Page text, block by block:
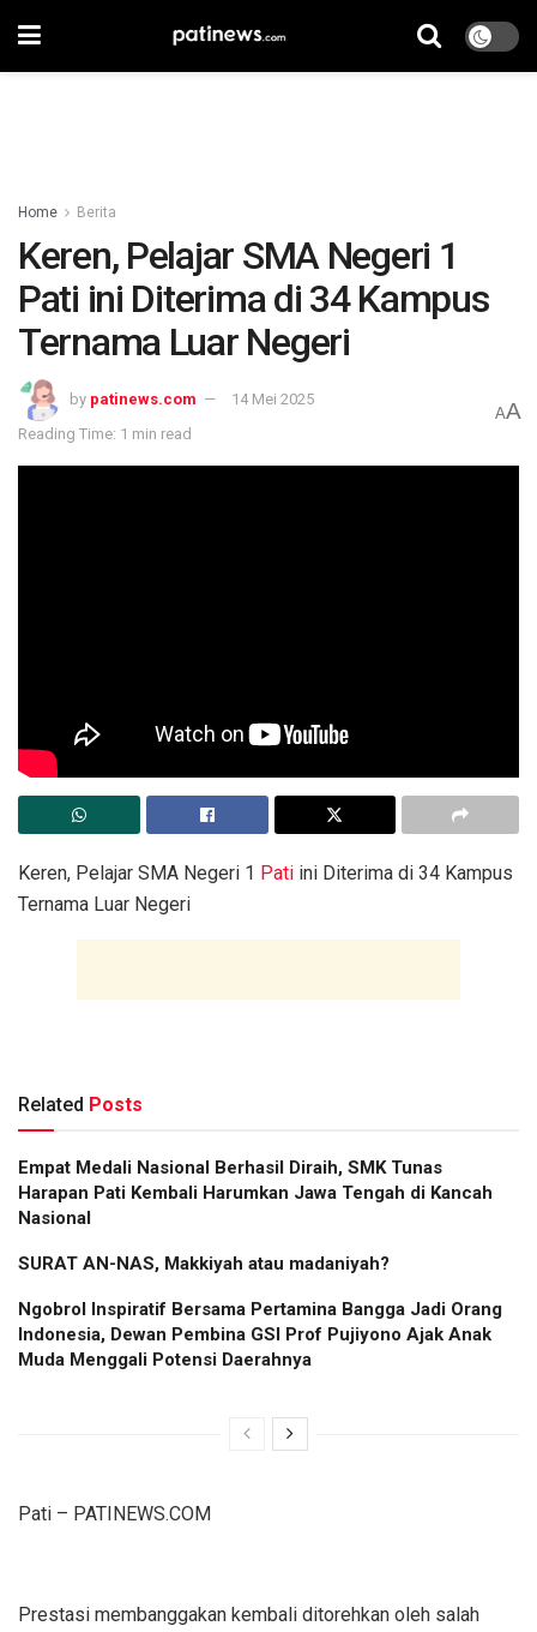
Home Berita
Keren, Pelajar SMA Negeri 1
Pati ini Diterima di 34 Kampus
Ternama Luar Negeri
by patinews.com
14 Mei 2025
Reading Time: 1 min read
AA
Keren, Pelajar SMA Negeri 1 Pati ini Diterima di 34 Kampus
Ternama Luar Negeri
Related Posts
Empat Medali Nasional Berhasil Diraih, SMK Tunas
Harapan Pati Kembali Harumkan Jawa Tengah di Kancah
Nasional
SURAT AN-NAS, Makkiyah atau madaniyah?
Ngobrol Inspiratif Bersama Pertamina Bangga Jadi Orang
Indonesia, Dewan Pembina GSI Prof Pujiyono Ajak Anak
Muda Menggali Potensi Daerahnya
Pati – PATINEWS.COM
Prestasi membanggakan kembali ditorehkan oleh salah